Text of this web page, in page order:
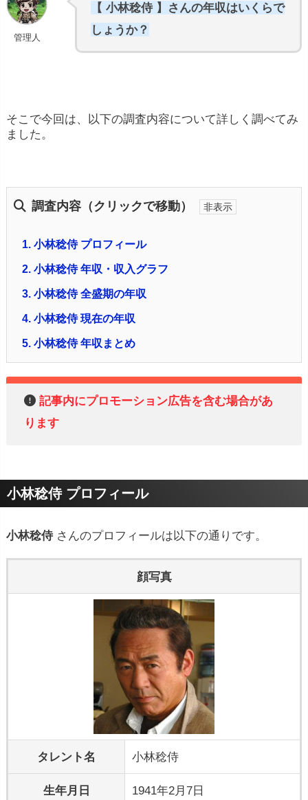
管理人
【 小林稔侍 】さんの年収はいくらで
しょうか？
そこで今回は、以下の調査内容について詳しく調べてみ
ました。
調査内容（クリックで移動）
1. 小林稔侍 プロフィール
2. 小林稔侍 年収・収入グラフ
3. 小林稔侍 全盛期の年収
4. 小林稔侍 現在の年収
5. 小林稔侍 年収まとめ
記事内にプロモーション広告を含む場合があ
ります
小林稔侍 プロフィール
小林稔侍 さんのプロフィールは以下の通りです。
顔写真
タレント名 小林稔侍
生年月日 1941年2月7日